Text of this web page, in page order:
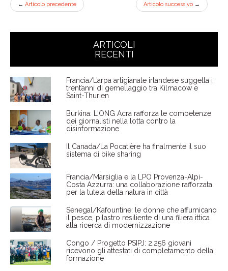
← Articolo precedente Articolo successivo →
ARTICOLI
RECENTI
Francia/L’arpa artigianale irlandese suggella i
trent’anni di gemellaggio tra Kilmacow e
Saint-Thurien
Burkina: L'ONG Acra rafforza le competenze
dei giornalisti nella lotta contro la
disinformazione
Il Canada/La Pocatière ha finalmente il suo
sistema di bike sharing
Francia/Marsiglia e la LPO Provenza-Alpi-
Costa Azzurra: una collaborazione rafforzata
per la tutela della natura in città
Senegal/Kafountine: le donne che affumicano
il pesce, pilastro resiliente di una filiera ittica
alla ricerca di modernizzazione
Congo / Progetto PSIPJ: 2.256 giovani
ricevono gli attestati di completamento della
formazione